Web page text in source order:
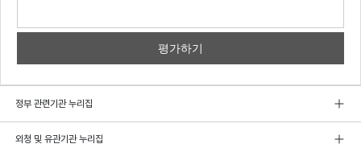
정부 관련기관 누리집
외청 및 유관기관 누리집